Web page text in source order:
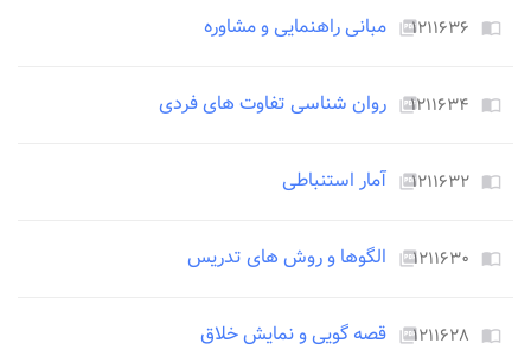
import_contacts ۱۲۱۱۶۳۶picture_as_pdf مبانی راهنمایی و مشاوره
import_contacts ۱۲۱۱۶۳۴picture_as_pdf روان شناسی تفاوت های فردی
import_contacts ۱۲۱۱۶۳۲picture_as_pdf آمار استنباطی
import_contacts ۱۲۱۱۶۳۰picture_as_pdf الگوها و روش های تدریس
import_contacts ۱۲۱۱۶۲۸picture_as_pdf قصه گویی و نمایش خلاق